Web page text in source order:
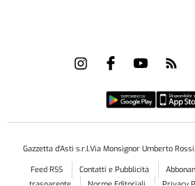
Gazzetta d'Asti s.r.l.Via Monsignor Umberto
Feed RSS
Contatti e Pubblicità